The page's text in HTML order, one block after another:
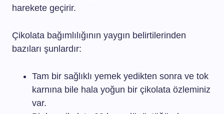
harekete geçirir.
Çikolata bağımlılığının yaygın belirtilerinden
bazıları şunlardır:
Tam bir sağlıklı yemek yedikten sonra ve tok
karnına bile hala yoğun bir çikolata özleminiz
var.